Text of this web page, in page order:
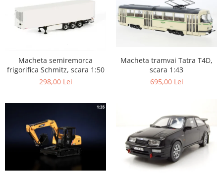
Macheta semiremorca
frigorifica Schmitz, scara 1:50
298,00 Lei
Macheta tramvai Tatra T4D,
scara 1:43
695,00 Lei